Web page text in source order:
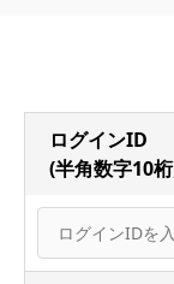
ログインID
(半角数字10